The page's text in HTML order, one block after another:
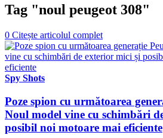
Tag "noul peugeot 308"
0 Citește articolul complet
Spy Shots
Poze spion cu următoarea
Noul model vine cu schimbări
posibil noi motoare mai eficiente